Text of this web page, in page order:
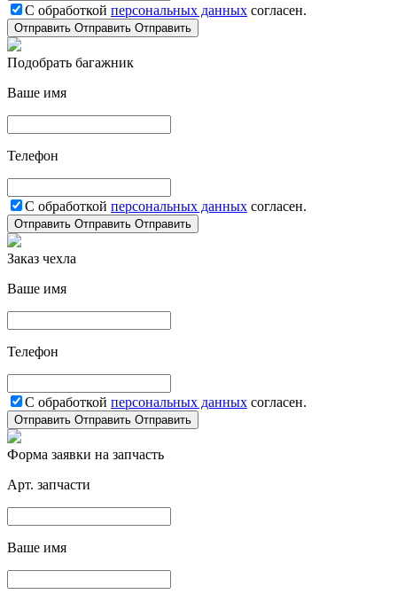
С обработкой персональных данных согласен.
Отправить Отправить Отправить
Подобрать багажник
Ваше имя
Телефон
С обработкой персональных данных согласен.
Отправить Отправить Отправить
Заказ чехла
Ваше имя
Телефон
С обработкой персональных данных согласен.
Отправить Отправить Отправить
Форма заявки на запчасть
Арт. запчасти
Ваше имя